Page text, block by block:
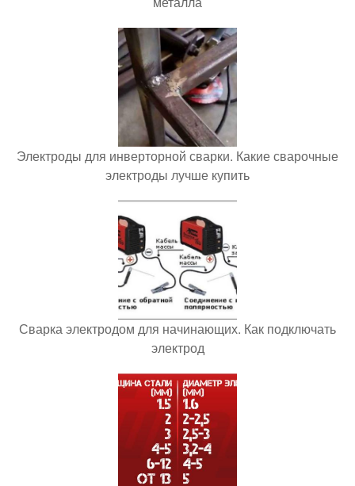
Электроды для инверторной сварки. Какие сварочные
электроды лучше купить
Сварка электродом для начинающих. Как подключать
электрод